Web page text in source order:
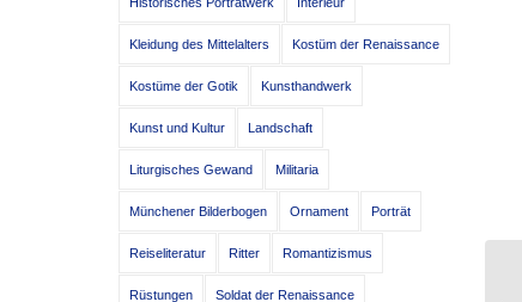
Kleidung des Mittelalters Kostüm der Renaissance
Kostüme der Gotik Kunsthandwerk
Kunst und Kultur Landschaft
Liturgisches Gewand Militaria
Münchener Bilderbogen Ornament Porträt
Reiseliteratur Ritter Romantizismus
Rüstungen Soldat der Renaissance